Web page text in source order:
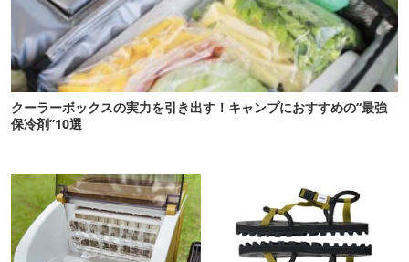
クーラーボックスの実力を引き出す！キャンプにおすすめの“最強
保冷剤”10選